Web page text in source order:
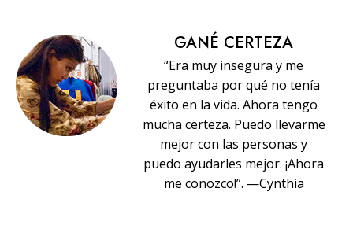
GANÉ CERTEZA
“Era muy insegura y me
preguntaba por qué no tenía
éxito en la vida. Ahora tengo
mucha certeza. Puedo llevarme
mejor con las personas y
puedo ayudarles mejor. ¡Ahora
me conozco!”. —Cynthia